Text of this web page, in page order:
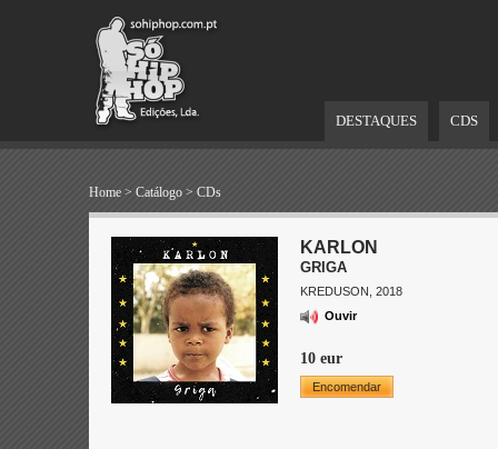
DESTAQUES CDS
Home > Catálogo > CDs
KARLON
GRIGA
KREDUSON, 2018
Ouvir
10 eur
Encomendar